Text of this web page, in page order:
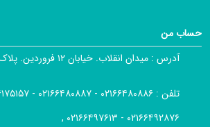
حساب من
آدرس : میدان انقلاب. خیابان ۱۲ فروردین. پلاک ۳۱۶
تلفن :
۰۲۱۶۶۴۹۲۸۷۶ - ۰۲۱۶۶۴۹۷۶۱۳ ,